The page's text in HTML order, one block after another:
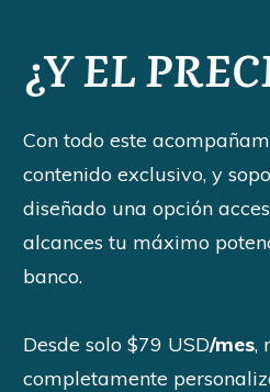
¿Y EL
Con todo este
contenido exclusivo, y
diseñado una opción
alcances tu máximo
banco.
Desde solo $79 USD/mes,
completamente